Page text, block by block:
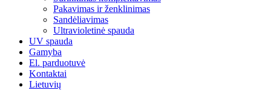
Pakavimas ir ženklinimas
Sandėliavimas
Ultravioletinė spauda
UV spauda
Gamyba
El. parduotuvė
Kontaktai
Lietuvių